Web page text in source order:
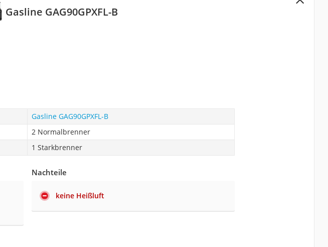
Gasline GAG90GPXFL-B
Gasline GAG90GPXFL-B
2 Normalbrenner
1 Starkbrenner
Nachteile
keine Heißluft